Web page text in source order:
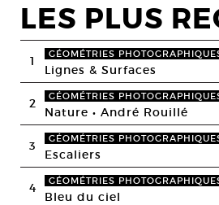
LES PLUS
1 GÉOMÉTRIES
Lignes & Surfaces
2 GÉOMÉTRIES
Nature • André Rouillé
3 GÉOMÉTRIES
Escaliers
4 GÉOMÉTRIES
Bleu du ciel